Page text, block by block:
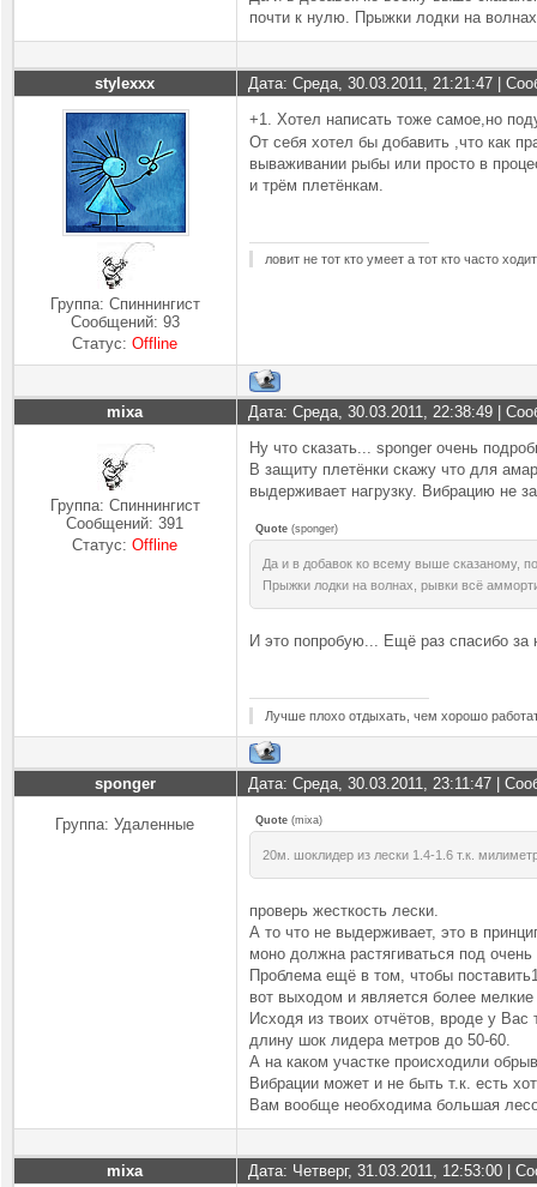
почти к нулю. Прыжки лодки на
stylexxx Дата: Среда, 30.03.2011, 21:21:47 |
Группа: Спиннингист
Сообщений: 93
Статус:Offline
+1. Хотел написать тоже самое,но
От себя хотел бы добавить ,что как
вываживании рыбы или просто в
и трём плетёнкам.
ловит не тот кто умеет а тот кто часто ходит
mixa Дата: Среда, 30.03.2011, 22:38:49 |
Группа: Спиннингист
Сообщений:391
Статус:Offline
Ну что сказать... sponger очень
В защиту плетёнки скажу что для
выдерживает нагрузку. Вибрацию не
Quote (sponger)
Да и в добавок ко всему выше сказаному,
Прыжки лодки на волнах, рывки всё
И это попробую... Ещё раз спасибо за
Лучше плохо отдыхать, чем хорошо
sponger Дата: Среда, 30.03.2011, 23:11:47 |
Группа: Удаленные Quote (mixa)
20м. шоклидер из лески 1.4-1.6 т.к.
проверь жесткость лески.
А то что не выдерживает, это в
моно должна растягиваться под
Проблема ещё в том, чтобы
вот выходом и является более
Исходя из твоих отчётов, вроде у
длину шок лидера метров до 50-60.
А на каком участке происходили
Вибрации может и не быть т.к. есть
Вам вообще необходима большая
mixa Дата: Четверг, 31.03.2011, 12:53:00 |